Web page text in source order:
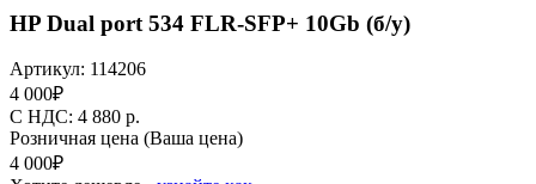
HP Dual port 534 FLR-SFP+ 10Gb (б/у)
Артикул: 114206
4 000₽
C НДС: 4 880 р.
Розничная цена (Ваша цена)
4 000₽